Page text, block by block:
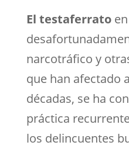
El testaferrato
narcotráfico y
que han afectado
décadas, se ha
práctica
los delincuentes